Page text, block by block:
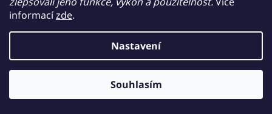
informacízde.
Nastavení
Souhlasím